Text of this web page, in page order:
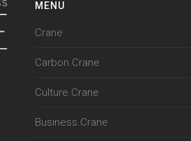
MENU
Crane
Carbon.Crane
Culture.Crane
Business.Crane